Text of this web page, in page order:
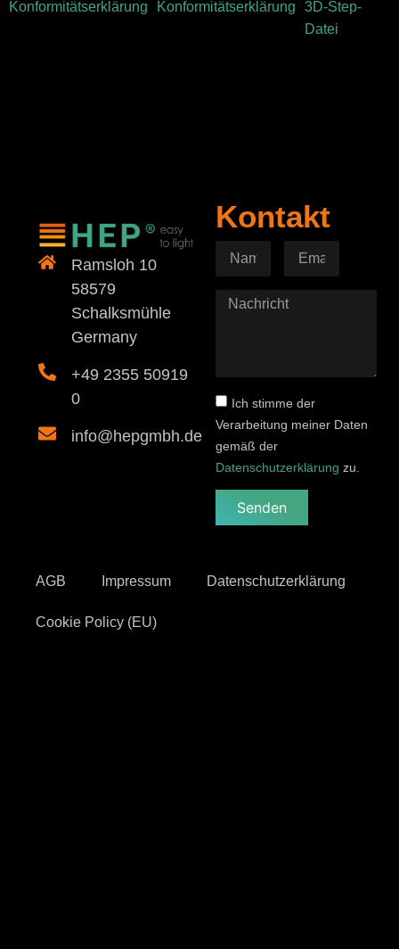
Konformitätserklärung Konformitätserklärung
3D-Step-
Datei
Ramsloh 10
58579
Schalksmühle
Germany
+49 2355 50919
0
info@hepgmbh.de
Kontakt
Ich stimme der
Verarbeitung meiner Daten
gemäß der
Datenschutzerklärung zu.
Senden
AGB Impressum Datenschutzerklärung
Cookie Policy (EU)